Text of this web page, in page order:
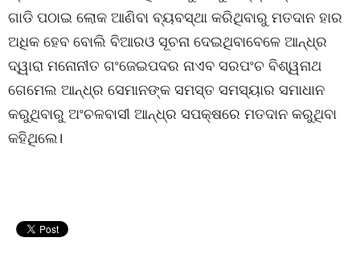
ଗାଡି ପଠାଇ ଲୋକ ଆଣିବା ବ୍ୟବସ୍ଥା କରିଥିବାରୁ ମତଦାନ ହାର
ଅଧିକ ହେବ ବୋଲି ବିଆରଓ ସୂଚନା ଦେଇଥିବାବେଳେ ଆନ୍ଧ୍ର
ଦ୍ୱାରା ମନୋନୀତ ଗଂଜେଇପଦର ନାଏବ ସରପଂଚ ବିଶ୍ୱନାଥ
ଗେମେଲ ଆନ୍ଧ୍ର ସେମାନଙ୍କ ସମସ୍ତ ସମସ୍ୟାର ସମାଧାନ
କରୁଥିବାରୁ ଅଂଚଳବାସୀ ଆନ୍ଧ୍ର ସପକ୍ଷରେ ମତଦାନ କରୁଥିବା
କହିଥିଲେ।